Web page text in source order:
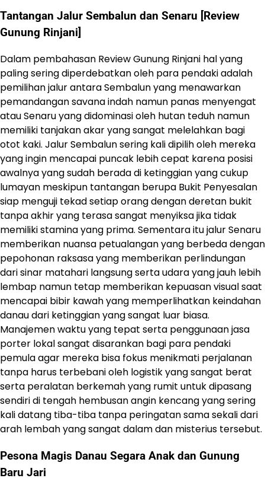
Tantangan Jalur Sembalun dan Senaru [Review
Gunung Rinjani]
Dalam pembahasan Review Gunung Rinjani hal yang
paling sering diperdebatkan oleh para pendaki adalah
pemilihan jalur antara Sembalun yang menawarkan
pemandangan savana indah namun panas menyengat
atau Senaru yang didominasi oleh hutan teduh namun
memiliki tanjakan akar yang sangat melelahkan bagi
otot kaki. Jalur Sembalun sering kali dipilih oleh mereka
yang ingin mencapai puncak lebih cepat karena posisi
awalnya yang sudah berada di ketinggian yang cukup
lumayan meskipun tantangan berupa Bukit Penyesalan
siap menguji tekad setiap orang dengan deretan bukit
tanpa akhir yang terasa sangat menyiksa jika tidak
memiliki stamina yang prima. Sementara itu jalur Senaru
memberikan nuansa petualangan yang berbeda dengan
pepohonan raksasa yang memberikan perlindungan
dari sinar matahari langsung serta udara yang jauh lebih
lembap namun tetap memberikan kepuasan visual saat
mencapai bibir kawah yang memperlihatkan keindahan
danau dari ketinggian yang sangat luar biasa.
Manajemen waktu yang tepat serta penggunaan jasa
porter lokal sangat disarankan bagi para pendaki
pemula agar mereka bisa fokus menikmati perjalanan
tanpa harus terbebani oleh logistik yang sangat berat
serta peralatan berkemah yang rumit untuk dipasang
sendiri di tengah hembusan angin kencang yang sering
kali datang tiba-tiba tanpa peringatan sama sekali dari
arah lembah yang sangat dalam dan misterius tersebut.
Pesona Magis Danau Segara Anak dan Gunung
Baru Jari